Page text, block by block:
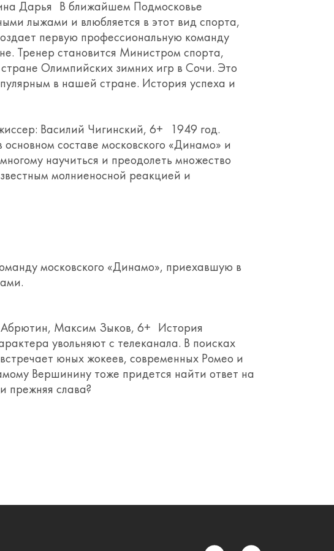
Дарья В ближайшем Подмосковье
лыжами и влюбляется в этот вид спорта,
первую профессиональную команду
Тренер становится Министром спорта,
Олимпийских зимних игр в Сочи. Это
в нашей стране. История успеха и
Василий Чигинский, 6+ 1949 год.
составе московского «Динамо» и
научиться и преодолеть множество
молниеносной реакцией и
московского «Динамо», приехавшую в
Максим Зыков, 6+ История
увольняют с телеканала. В поисках
юных жокеев, современных Ромео и
Вершинину тоже придется найти ответ на
прежняя слава?